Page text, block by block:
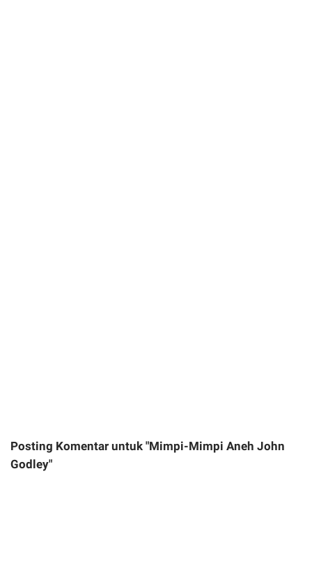
Posting Komentar untuk "Mimpi-Mimpi Aneh John
Godley"